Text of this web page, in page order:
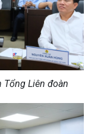
Tổng Liên đoàn